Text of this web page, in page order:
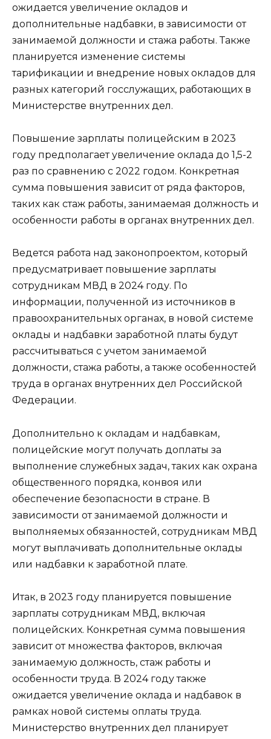
ожидается увеличение окладов и
дополнительные надбавки, в зависимости от
занимаемой должности и стажа работы. Также
планируется изменение системы
тарификации и внедрение новых окладов для
разных категорий госслужащих, работающих в
Министерстве внутренних дел.
Повышение зарплаты полицейским в 2023
году предполагает увеличение оклада до 1,5-2
раз по сравнению с 2022 годом. Конкретная
сумма повышения зависит от ряда факторов,
таких как стаж работы, занимаемая должность и
особенности работы в органах внутренних дел.
Ведется работа над законопроектом, который
предусматривает повышение зарплаты
сотрудникам МВД в 2024 году. По
информации, полученной из источников в
правоохранительных органах, в новой системе
оклады и надбавки заработной платы будут
рассчитываться с учетом занимаемой
должности, стажа работы, а также особенностей
труда в органах внутренних дел Российской
Федерации.
Дополнительно к окладам и надбавкам,
полицейские могут получать доплаты за
выполнение служебных задач, таких как охрана
общественного порядка, конвоя или
обеспечение безопасности в стране. В
зависимости от занимаемой должности и
выполняемых обязанностей, сотрудникам МВД
могут выплачивать дополнительные оклады
или надбавки к заработной плате.
Итак, в 2023 году планируется повышение
зарплаты сотрудникам МВД, включая
полицейских. Конкретная сумма повышения
зависит от множества факторов, включая
занимаемую должность, стаж работы и
особенности труда. В 2024 году также
ожидается увеличение оклада и надбавок в
рамках новой системы оплаты труда.
Министерство внутренних дел планирует